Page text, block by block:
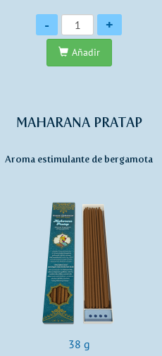
Cantidad
- +
Añadir
MAHARANA PRATAP
Aroma estimulante de bergamota
38 g